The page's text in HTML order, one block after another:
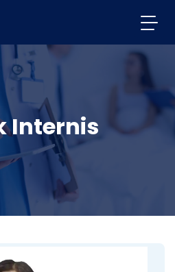
Internis